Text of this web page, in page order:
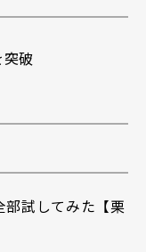
破
試してみた【栗